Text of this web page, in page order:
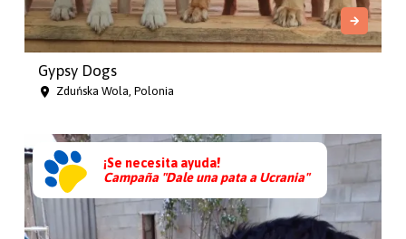
Gypsy Dogs
Zduńska Wola, Polonia
¡Se necesita ayuda!
Campaña "Dale una pata a Ucrania"